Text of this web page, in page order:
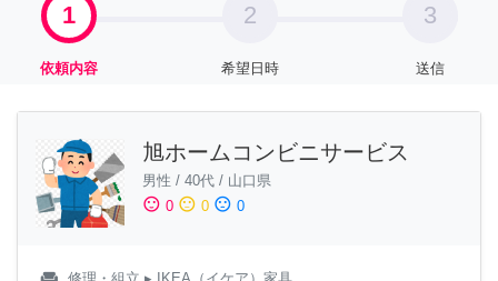
1
依頼内容
2
希望日時
3
送信
旭ホームコンビニサービス
男性 / 40代 / 山口県
sentiment_satisfied 0 sentiment_neutral 0 sentiment_dissatisfied 0